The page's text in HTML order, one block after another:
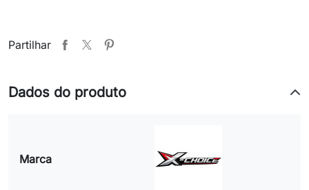
Partilhar
Dados do produto
Marca